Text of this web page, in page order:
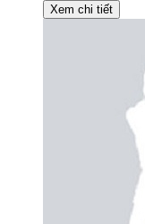
Xem chi tiết